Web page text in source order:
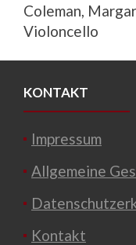
Coleman,
Violoncello
KONTAKT
Impressum
Allgemeine
Kontakt